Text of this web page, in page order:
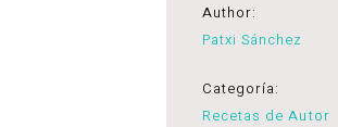
Author:
Patxi Sánchez
Categoría:
Recetas de Autor